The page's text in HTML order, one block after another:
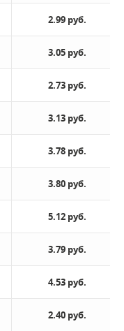
2.99 руб.
3.05 руб.
2.73 руб.
3.13 руб.
3.78 руб.
3.80 руб.
5.12 руб.
3.79 руб.
4.53 руб.
2.40 руб.